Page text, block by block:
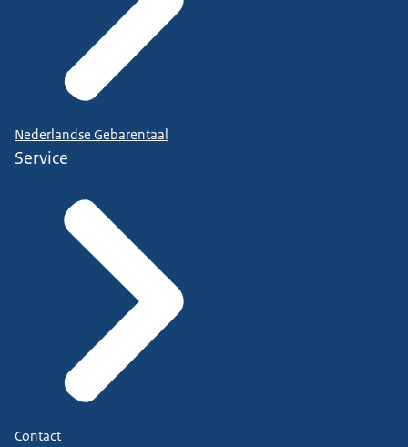
Nederlandse Gebarentaal
Service
Contact